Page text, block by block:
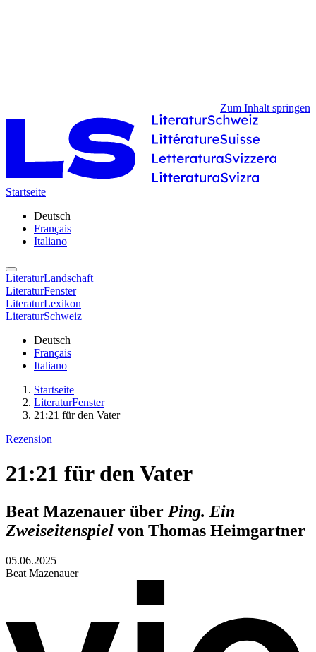
Zum Inhalt springen
Startseite
Deutsch
Français
Italiano
LiteraturLandschaft
LiteraturFenster
LiteraturLexikon
LiteraturSchweiz
Deutsch
Français
Italiano
Startseite
LiteraturFenster
21:21 für den Vater
Rezension
21:21 für den Vater
Beat Mazenauer über Ping. Ein
Zweiseitenspiel von Thomas Heimgartner
05.06.2025
Beat Mazenauer